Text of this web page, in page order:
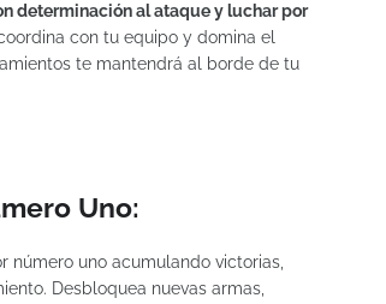
determinación al ataque y luchar por
con tu equipo y domina el
te mantendrá al borde de tu
Uno:
número uno acumulando victorias,
Desbloquea nuevas armas,